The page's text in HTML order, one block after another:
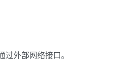
外部网络接口。